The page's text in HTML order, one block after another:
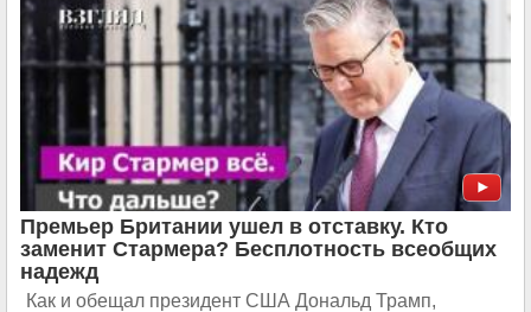
Премьер Британии ушел в отставку. Кто
заменит Стармера? Бесплотность всеобщих
надежд
Как и обещал президент США Дональд Трамп,